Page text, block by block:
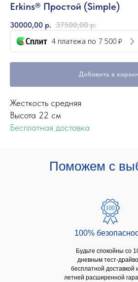
Erkins® Простой (Simple)
30000,00 р. 37500,00 р.
4 платежа по 7 500 ₽
Добавить в
Жесткость средняя
Высота 22 см
Бесплатная доставка
Поможем с
100%
Будьте спокойны со
дневным тест-
бесплатной доставкой
летней расширенной